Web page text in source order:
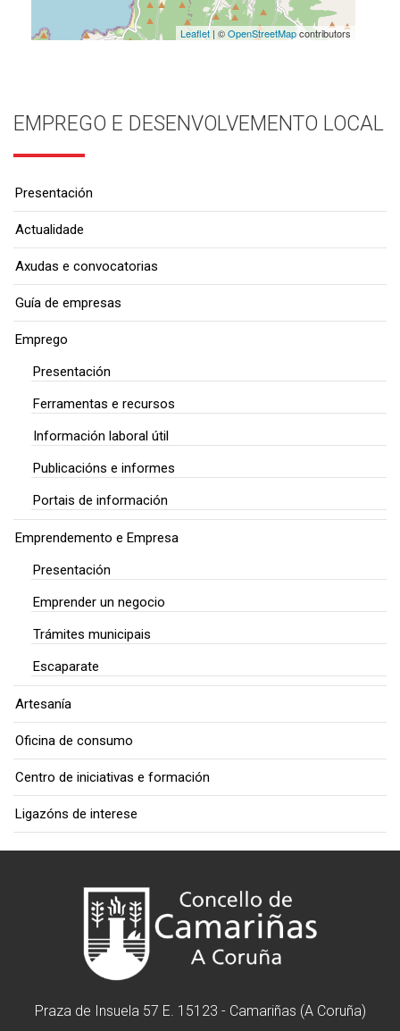
Leaflet| ©OpenStreetMapcontributors
EMPREGO E DESENVOLVEMENTO LOCAL
Presentación
Actualidade
Axudas e convocatorias
Guía de empresas
Emprego
Presentación
Ferramentas e recursos
Información laboral útil
Publicacións e informes
Portais de información
Emprendemento e Empresa
Presentación
Emprender un negocio
Trámites municipais
Escaparate
Artesanía
Oficina de consumo
Centro de iniciativas e formación
Ligazóns de interese
Praza de Insuela 57 E. 15123 - Camariñas (A Coruña)